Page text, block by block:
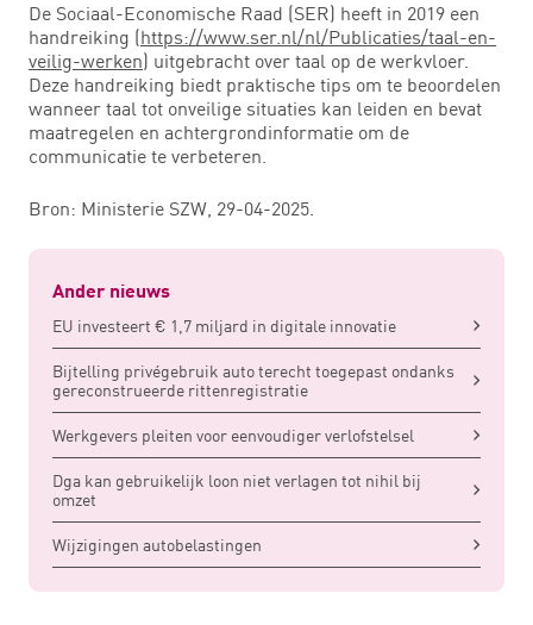
De Sociaal-Economische Raad (SER) heeft in 2019 een
handreiking (https://www.ser.nl/nl/Publicaties/taal-en-
veilig-werken) uitgebracht over taal op de werkvloer.
Deze handreiking biedt praktische tips om te beoordelen
wanneer taal tot onveilige situaties kan leiden en bevat
maatregelen en achtergrondinformatie om de
communicatie te verbeteren.
Bron: Ministerie SZW, 29-04-2025.
Ander nieuws
EU investeert € 1,7 miljard in digitale innovatie
Bijtelling privégebruik auto terecht toegepast ondanks
gereconstrueerde rittenregistratie
Werkgevers pleiten voor eenvoudiger verlofstelsel
Dga kan gebruikelijk loon niet verlagen tot nihil bij
omzet
Wijzigingen autobelastingen